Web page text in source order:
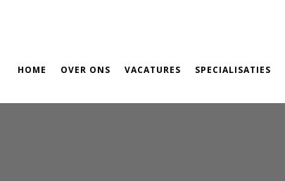
HOME OVER ONS VACATURES SPECIALISATIES